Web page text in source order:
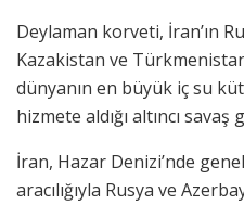
Deylaman korveti, İran’ın
Kazakistan ve
dünyanın en büyük iç su
hizmete aldığı altıncı savaş
İran, Hazar Denizi’nde
aracılığıyla Rusya ve